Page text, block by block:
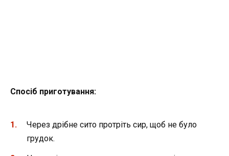
Спосіб приготування:
Через дрібне сито протріть сир, щоб не було
грудок.